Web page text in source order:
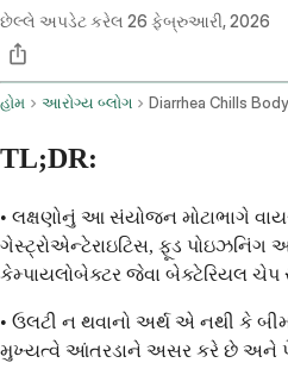
છેલ્લે અપડેટ કરેલ 26 ફેબ્રુઆરી, 2026
હોમ આરોગ્ય બ્લોગ
TL;DR:
• લક્ષણોનું આ સંયોજન મોટાભાગે
ગેસ્ટ્રોએન્ટેરાઇટિસ, ફૂડ પોઇઝનિંગ
કેમ્પાયલોબેક્ટર જેવા બેક્ટેરિયલ
• ઉલટી ન થવાનો અર્થ એ નથી કે
મુખ્યત્વે આંતરડાને અસર કરે છે અને